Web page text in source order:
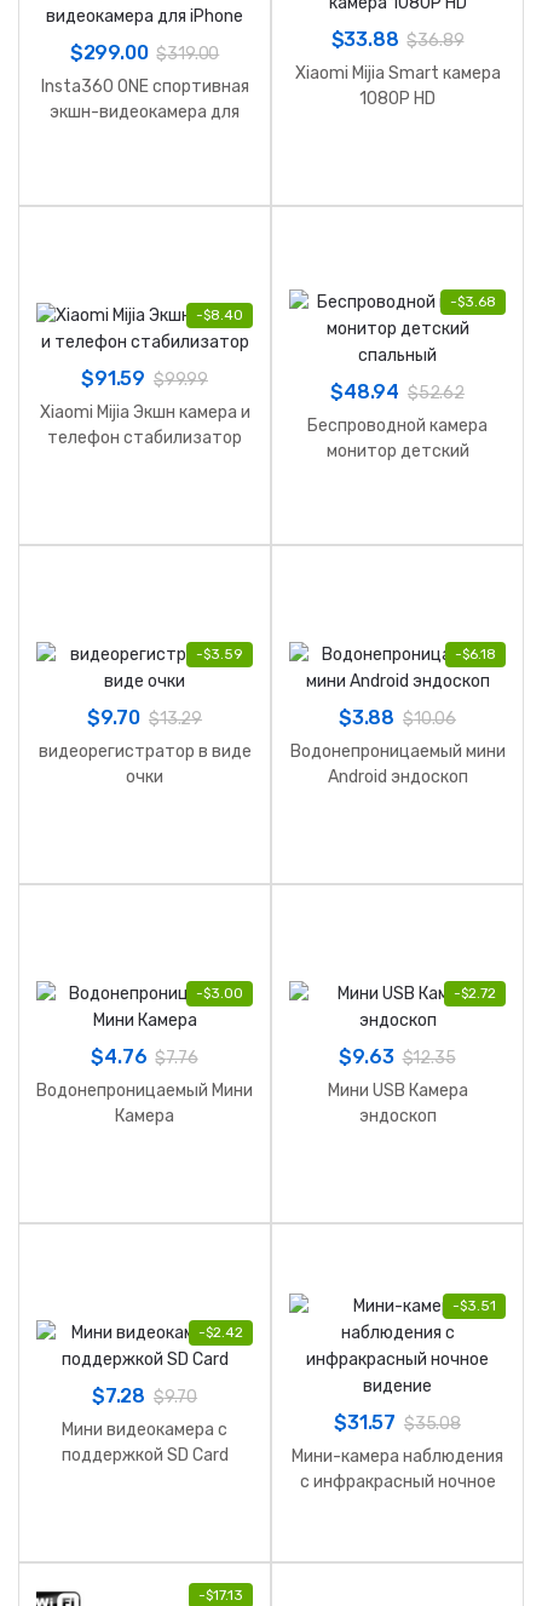
$299.00 $319.00
Insta360 ONE спортивная
экшн-видеокамера для
$33.88 $36.89
Xiaomi Mijia Smart камера
1080P HD
-$8.40
$91.59 $99.99
Xiaomi Mijia Экшн камера и
телефон стабилизатор
-$3.68
$48.94 $52.62
Беспроводной камера
монитор детский
-$3.59
$9.70 $13.29
видеорегистратор в виде
очки
-$6.18
$3.88 $10.06
Водонепроницаемый мини
Android эндоскоп
-$3.00
$4.76 $7.76
Водонепроницаемый Мини
Камера
-$2.72
$9.63 $12.35
Мини USB Камера
эндоскоп
-$2.42
$7.28 $9.70
Мини видеокамера с
поддержкой SD Card
-$3.51
$31.57 $35.08
Мини-камера наблюдения
с инфракрасный ночное
-$17.13